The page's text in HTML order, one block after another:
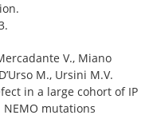
V., Miano
M., Ursini M.V.
in a large cohort of IP
mutations